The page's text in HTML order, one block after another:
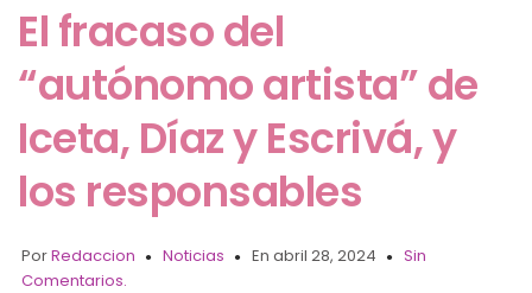
El fracaso del
“autónomo artista” de
Iceta, Díaz y Escrivá, y
los responsables
PorRedaccion Noticias En abril 28, 2024
Sin
Comentarios.